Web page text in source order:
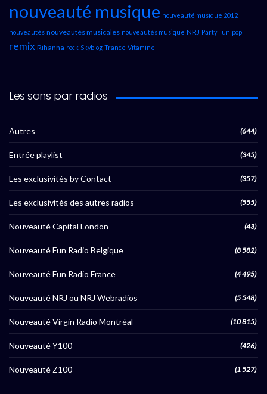
nouveauté musique nouveauté musique 2012
nouveautés nouveautés musicales nouveautés musique NRJ Party Fun pop
remix Rihanna rock Skyblog Trance Vitamine
Les sons par radios
Autres (644)
Entrée playlist (345)
Les exclusivités by Contact (357)
Les exclusivités des autres radios (555)
Nouveauté Capital London (43)
Nouveauté Fun Radio Belgique (8 582)
Nouveauté Fun Radio France (4 495)
Nouveauté NRJ ou NRJ Webradios (5 548)
Nouveauté Virgin Radio Montréal (10 815)
Nouveauté Y100 (426)
Nouveauté Z100 (1 527)